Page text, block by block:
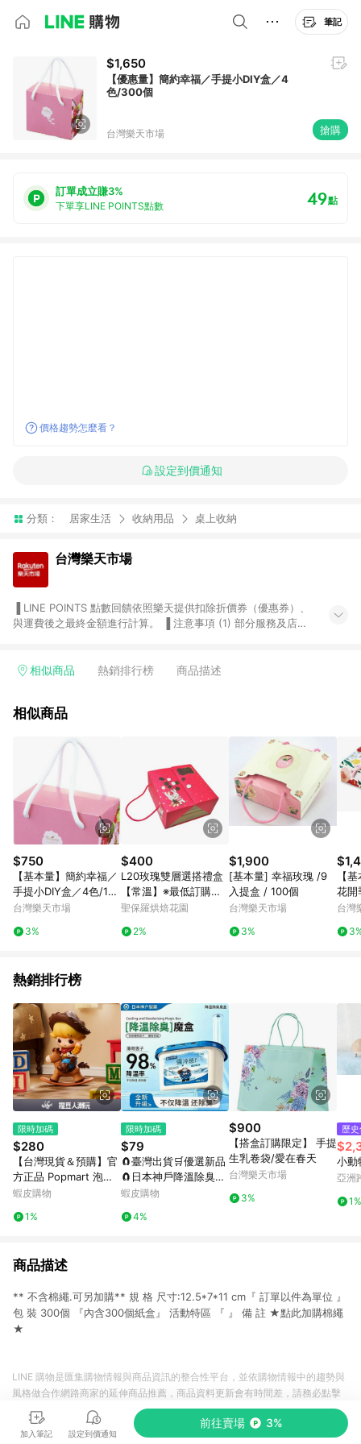
筆記
$1,650
【優惠量】簡約幸福／手提小DIY盒／4
色/300個
台灣樂天市場 搶購
訂單成立賺3%
下單享LINE POINTS點數 49點
價格趨勢怎麼看？
設定到價通知
分類： 居家生活 收納用品 桌上收納
台灣樂天市場
與運費後之最終金額進行計算。 ▐ 注意事項 (1) 部分服務及店家
Smart mobile、神腦生活、JS巨盛、樂天KOBO電子書，請詳閱
台灣樂天市場，並在同一瀏覽器於24小時內結帳，才享有 LINE
市場 45 天內完成訂單出貨及結帳，則不符合贈點資格。 (4) 如
使用APP、或中途瀏覽比價網、回饋網、Google等其他網頁、或
由網頁版(電腦版/手機版網頁)切換為App都將會造成追蹤中斷而
無法進行 LINE POINTS 回饋。 (5) LINE 購物為購物資訊整合性
平台，商品資料更新會有時間差，如顯示之商品規格、顏色、價
位、贈品與台灣樂天市場銷售網頁不符，以銷售網頁標示為準。
(6) 導購訂單已逾 365 天，根據台灣樂天回饋規定，逾期訂單將
不符合回饋資格。 (7) 若上述或其他原因，致使消費者無接收到
點數回饋或點數回饋有爭議，台灣樂天市場保有更改條款與法律
追訴之權利，活動詳情以樂天市場網站公告為準。
相似商品 熱銷排行榜 商品描述
相似商品
$750
【基本量】簡約幸福／
手提小DIY盒／4色/100
個
台灣樂天市場
3%
$400
L20玫瑰雙層選搭禮盒
【常溫】※最低訂購量1
8盒
聖保羅烘焙花園
2%
$1,900
[基本量] 幸福玫瑰 /9
入提盒 / 100個
台灣樂天市場
3%
【
花開
入 )
台灣
熱銷排行榜
限時加碼
$280
【台灣現貨＆預購】官
方正品 Popmart 泡泡
瑪特 DIMOO WORLD
公仔盲盒禮物
蝦皮購物
1%
限時加碼
$79
🧲臺灣出貨🛒優選新品
🧲日本神戶降溫除臭魔
盒 除塵魔盒 空氣魔盒
味 除黴味 除塵 吸塵 淨
蝦皮購物
4%
$900
【搭盒訂購限定】 手提
生乳卷袋/愛在春天
台灣樂天市場
3%
歷
小動
亞洲
1%
商品描述
** 不含棉繩.可另加購** 規 格 尺寸:12.5*7*11 cm『 訂單以件為單位 』
包 裝 300個 『內含300個紙盒』 活動特區 『 』 備 註 ★點此加購棉繩
★
加入筆記 設定到價通知
前往賣場 3%
LINE 購物是匯集購物情報與商品資訊的整合性平台，並依購物情報中的趨勢與
風格做合作網路商家的延伸商品推薦，商品資料更新會有時間差，請務必點擊
商品至各合作網路商家，確認現售價與購物條件，一切資訊以合作廠商網頁為
準。